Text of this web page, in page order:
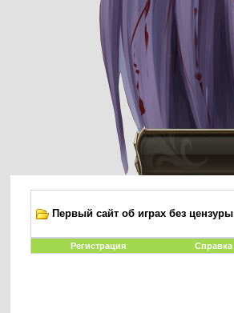
Первый сайт об играх без цензуры
Регистрация
Справка